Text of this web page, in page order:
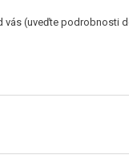
vás (uveďte podrobnosti